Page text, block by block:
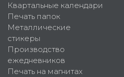
Квартальные календари
Печать папок
Металлические
стикеры
Производство
ежедневников
Печать на магнитах